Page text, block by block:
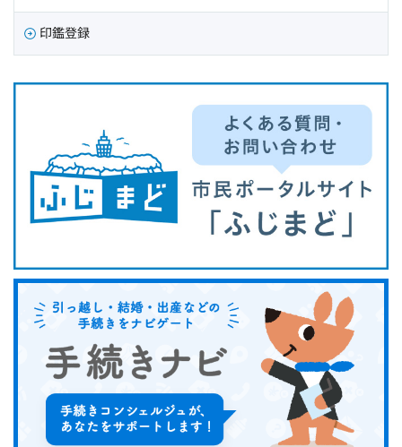
印鑑登録